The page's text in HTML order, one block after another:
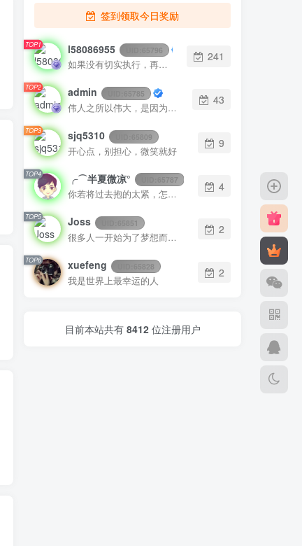
签到领取今日奖励
TOP1 l58086955 65796
如果没有切实执行，再好的点子也是徒劳
241
TOP2 admin 65785
伟人之所以伟大，是因为他立志要成为伟大的人
43
TOP3 sjq5310 65809
开心点，别担心，微笑就好
9
TOP4 ╭⌒半夏微凉° 65787
你若将过去抱的太紧，怎么能腾出手来拥抱现在？
4
TOP5 Joss 65851
很多人一开始为了梦想而忙，后来忙得忘了梦想
2
TOP6 xuefeng 65828
我是世界上最幸运的人
2
目前本站共有 8412位注册用户